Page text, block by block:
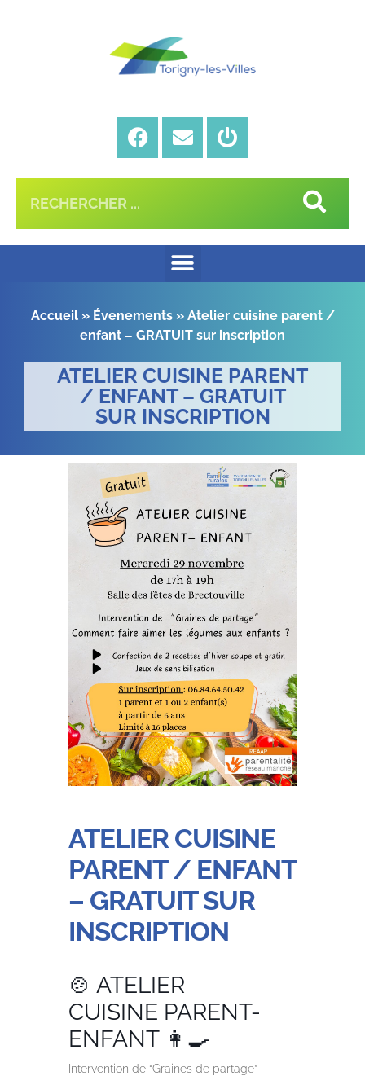
Accueil» Évenements» Atelier cuisine parent /
enfant – GRATUIT sur inscription
ATELIER CUISINE PARENT
/ ENFANT – GRATUIT
SUR INSCRIPTION
ATELIER CUISINE
PARENT / ENFANT
– GRATUIT SUR
INSCRIPTION
🍲 ATELIER
CUISINE PARENT-
ENFANT 👩‍🍳
Intervention de “Graines de partage”